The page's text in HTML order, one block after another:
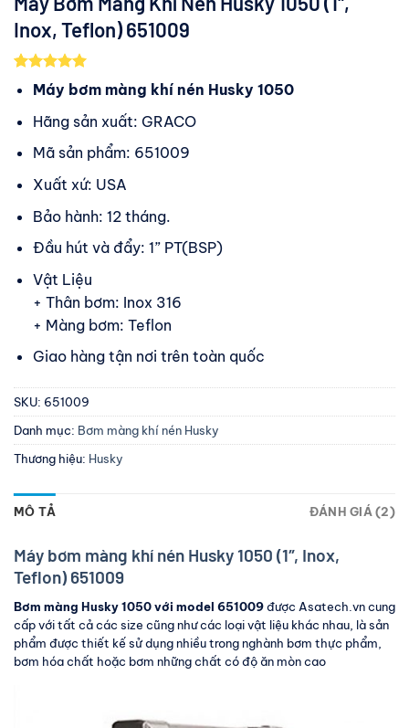
Inox, Teflon) 651009
5.00trên 5
dựa trên
Máy bơm màng khí nén Husky 1050
Hãng sản xuất: GRACO
Mã sản phẩm: 651009
Xuất xứ: USA
Bảo hành: 12 tháng.
Đầu hút và đẩy: 1” PT(BSP)
Vật Liệu
+ Thân bơm: Inox 316
+ Màng bơm: Teflon
Giao hàng tận nơi trên toàn quốc
SKU: 651009
Danh mục: Bơm màng khí nén Husky
Thương hiệu: Husky
MÔ TẢ ĐÁNH GIÁ (2)
Máy bơm màng khí nén Husky 1050 (1″, Inox,
Teflon) 651009
Bơm màng Husky 1050 với model 651009được Asatech.vncung
cấp với tất cả các size cũng như các loại vật liệu khác nhau, là sản
phẩm được thiết kế sử dụng nhiều trong nghành bơm thực phẩm,
bơm hóa chất hoặc bơm những chất có độ ăn mòn cao